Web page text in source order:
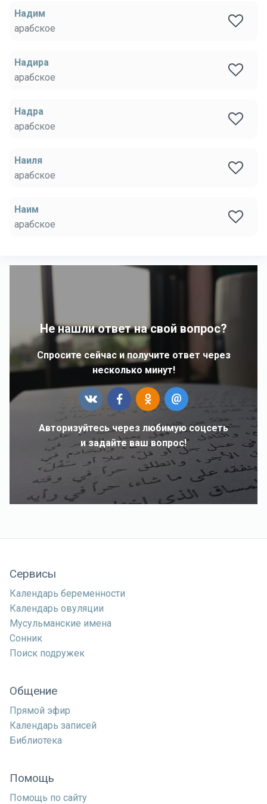
Надим
арабское
Надира
арабское
Надра
арабское
Наиля
арабское
Наим
арабское
Не нашли ответ на свой вопрос?
Спросите сейчас и получите ответ через
несколько минут!
Авторизуйтесь через любимую соцсеть
и задайте ваш вопрос!
Сервисы
Календарь беременности
Календарь овуляции
Мусульманские имена
Сонник
Поиск подружек
Общение
Прямой эфир
Календарь записей
Библиотека
Помощь
Помощь по сайту